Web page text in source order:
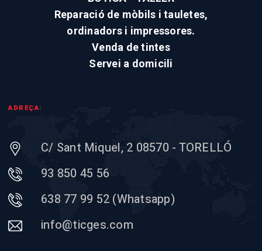
Reparació de mòbils i tauletes,
ordinadors i impressores.
Venda de tintes
Servei a domicili
ADREÇA:
C/ Sant Miquel, 2 08570 - TORELLÓ
93 850 45 56
638 77 99 52 (Whatsapp)
info@ticges.com